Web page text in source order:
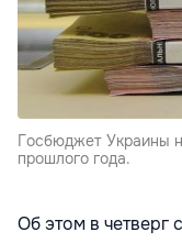
Госбюджет Украины
прошлого года.
Об этом в четверг